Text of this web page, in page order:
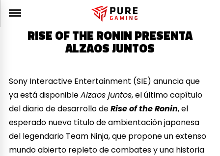
RISE OF THE RONIN PRESENTA
ALZAOS JUNTOS
Sony Interactive Entertainment (SIE) anuncia que
ya está disponibleAlzaos juntos, el último capítulo
del diario de desarrollo deRise of the Ronin, el
esperado nuevo título de ambientación japonesa
del legendario Team Ninja, que propone un extenso
mundo abierto repleto de combates y una historia